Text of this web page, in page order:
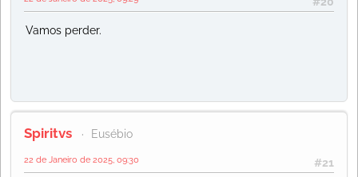
Vamos perder.
Spiritvs Eusébio
#21
22 de Janeiro de 2025, 09:30